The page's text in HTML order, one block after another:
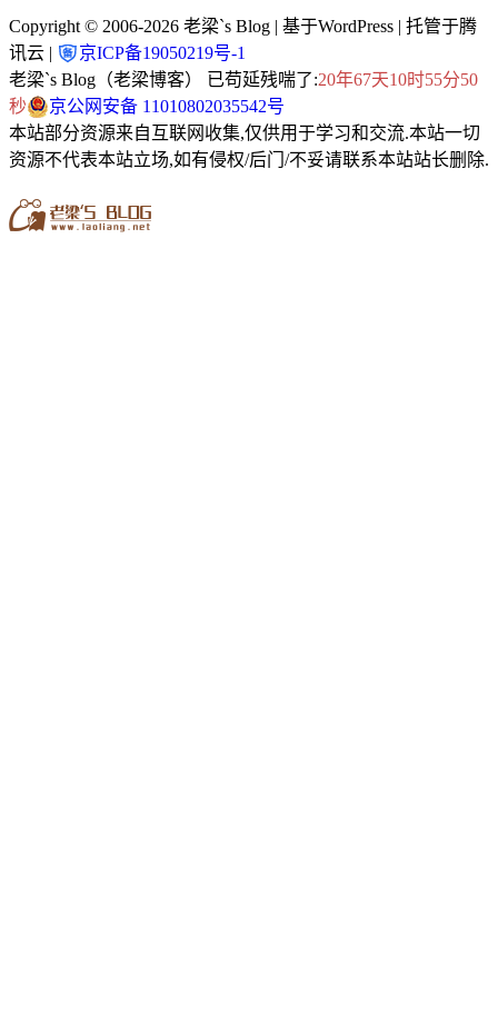
Copyright © 2006-2026 老梁`s Blog | 基于WordPress | 托管于腾
讯云 |
京ICP备19050219号-1
老梁`s Blog（老梁博客） 已苟延残喘了:20年67天10时55分51
秒
京公网安备 11010802035542号
本站部分资源来自互联网收集,仅供用于学习和交流.本站一切
资源不代表本站立场,如有侵权/后门/不妥请联系本站站长删除.